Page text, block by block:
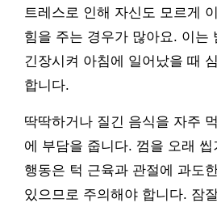
트레스로 인해 자신도 모르게
힘을 주는 경우가 많아요. 이는
긴장시켜 아침에 일어났을 때
합니다.
딱딱하거나 질긴 음식을 자주
에 부담을 줍니다. 껌을 오래
행동은 턱 근육과 관절에 과도
있으므로 주의해야 합니다. 잠